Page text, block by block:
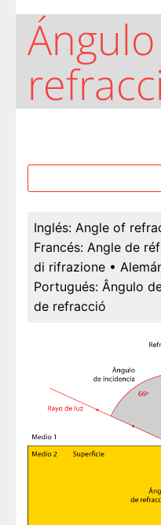
Inglés: Angle of
Francés: Angle de
di rifrazione •
Portugués: Ângulo
de refracció